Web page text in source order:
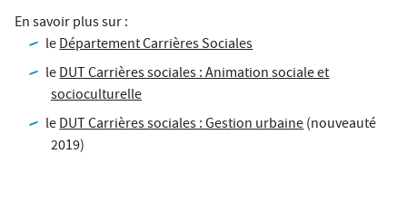
En savoir plus sur :
leDépartement Carrières Sociales
leDUT Carrières sociales : Animation sociale et
socioculturelle
leDUT Carrières sociales : Gestion urbaine(nouveauté
2019)